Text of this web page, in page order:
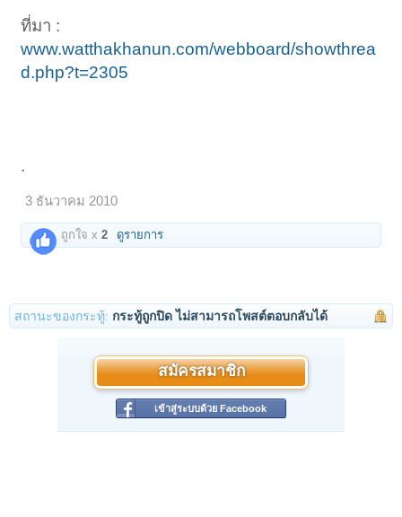
ที่มา :
www.watthakhanun.com/webboard/showthrea
d.php?t=2305
.
3 ธันวาคม 2010
ถูกใจ x2 ดูรายการ
สถานะของกระทู้: กระทู้ถูกปิด ไม่สามารถโพสต์ตอบกลับได้
สมัครสมาชิก
เข้าสู่ระบบด้วย Facebook